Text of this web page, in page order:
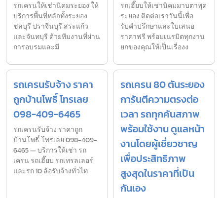
รถเครนให้เช่านิคมระยอง ให้
บริการพื้นที่หลักทั้งระยอง
ชลบุรี ปราจีนบุรี สระแก้ว
และจันทบุรี ด้วยทีมงานที่ผ่าน
การอบรมและมี
รถเฮี๊ยบให้เช่านิคมมาบตาพุด
ระยอง ติดต่อเราวันนี้เพื่อ
รับคำปรึกษาและใบเสนอ
ราคาฟรี พร้อมเนรมิตทุกงาน
ยกของคุณให้เป็นเรื่องง
รถเครนรับจ้าง ราคา
ถูกบ้านโพธิ์ โทรเลย
098-409-6465
รถเครนรับจ้าง ราคาถูก
บ้านโพธิ์ โทรเลย 098-409-
6465 — บริการให้เช่า รถ
เครน รถเฮี๊ยบ รถเทรลเลอร์
และรถ 10 ล้อรับจ้างทั่วไท
รถเครน 80 ตันระยอง
การันตีความตรงต่อ
เวลา รถทุกคันสภาพ
พร้อมใช้งาน ดูแลหน้า
งานโดยผู้เชี่ยวชาญ
เพื่อประสิทธิภาพ
สูงสุดในราคาที่เป็น
กันเอง